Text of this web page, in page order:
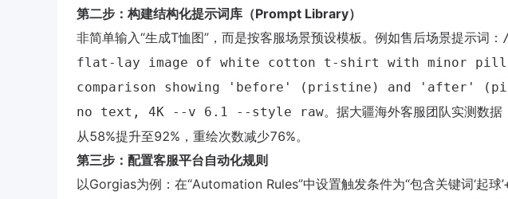
第二步：构建结构化提示词库（Prompt Library）
非简单输入“生成T恤图”，而是按客服场景预设模板。例如售后场景提示词：
flat-lay image of white cotton t-shirt with minor
comparison showing 'before' (pristine) and 'after'
no text, 4K --v 6.1 --style raw。据大疆海外客服团队实测数
从58%提升至92%，重绘次数减少76%。
第三步：配置客服平台自动化规则
以Gorgias为例：在“Automation Rules”中设置触发条件为“包含关键词‘起球